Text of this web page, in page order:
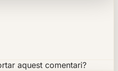
aquest comentari?